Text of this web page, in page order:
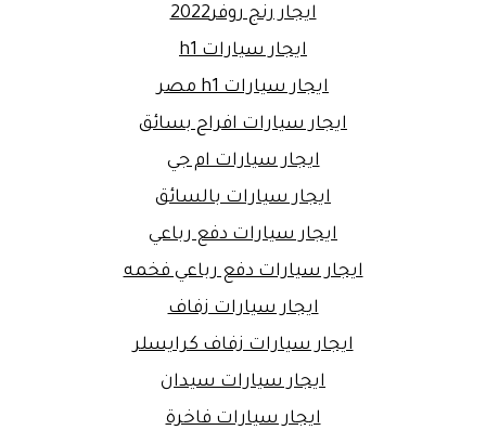
ايجار رنج روفر2022
ايجار سيارات h1
ايجار سيارات h1 مصر
ايجار سيارات افراح بسائق
ايجار سيارات ام جي
ايجار سيارات بالسائق
ايجار سيارات دفع رباعي
ايجار سيارات دفع رباعي فخمه
ايجار سيارات زفاف
ايجار سيارات زفاف كرايسلر
ايجار سيارات سيدان
ايجار سيارات فاخرة